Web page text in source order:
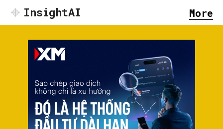
InsightAI More